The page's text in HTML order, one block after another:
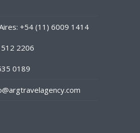
+54 (11) 6009 1414
2206
0189